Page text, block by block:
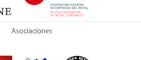
Asociaciones